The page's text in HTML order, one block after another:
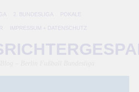
2. BUNDESLIGA POKALE
IMPRESSUM + DATENSCHUTZ